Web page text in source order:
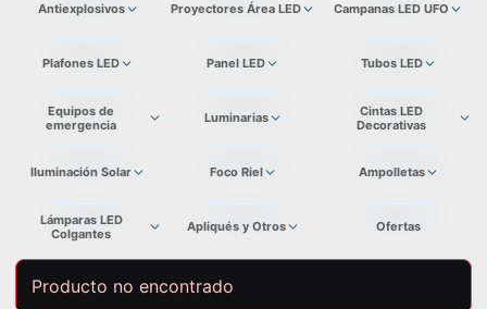
Antiexplosivos Proyectores Área LED Campanas LED UFO
Plafones LED Panel LED Tubos LED
Equipos de
emergencia
Luminarias
Cintas LED
Decorativas
Iluminación Solar Foco Riel Ampolletas
Lámparas LED
Colgantes
Apliqués y Otros Ofertas
Producto no encontrado